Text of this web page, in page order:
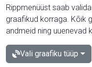
Rippmenüüst saab
graafikud korraga. Kõik
andmeid ning uuenevad
Vali graafiku tüüp